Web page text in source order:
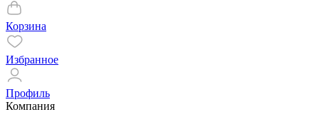
Корзина
Избранное
Профиль
Компания